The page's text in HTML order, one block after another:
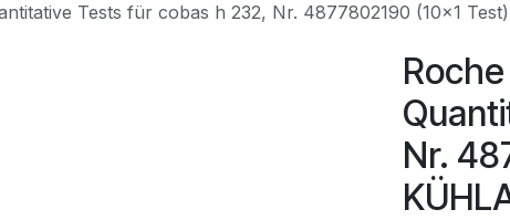
Tests für cobas h 232, Nr. 4877802190 (10x1
Nr.